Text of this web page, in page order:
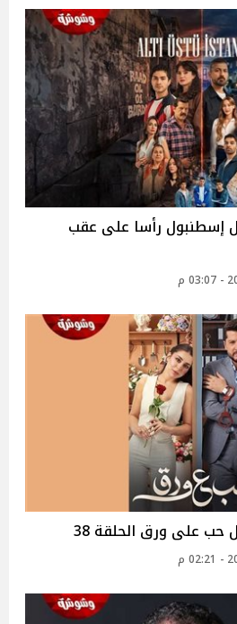
رأسا على عقب
على ورق الحلقة 38